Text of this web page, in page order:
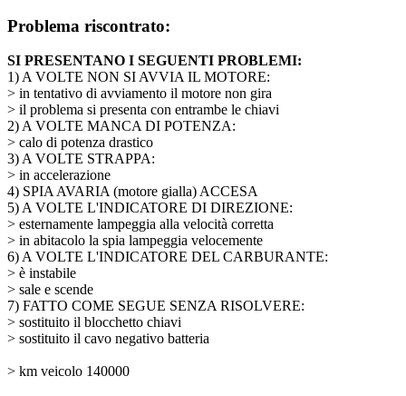
Problema riscontrato:
SI PRESENTANO I SEGUENTI PROBLEMI:
1) A VOLTE NON SI AVVIA IL MOTORE:
> in tentativo di avviamento il motore non gira
> il problema si presenta con entrambe le chiavi
2) A VOLTE MANCA DI POTENZA:
> calo di potenza drastico
3) A VOLTE STRAPPA:
> in accelerazione
4) SPIA AVARIA (motore gialla) ACCESA
5) A VOLTE L'INDICATORE DI DIREZIONE:
> esternamente lampeggia alla velocità corretta
> in abitacolo la spia lampeggia velocemente
6) A VOLTE L'INDICATORE DEL CARBURANTE:
> è instabile
> sale e scende
7) FATTO COME SEGUE SENZA RISOLVERE:
> sostituito il blocchetto chiavi
> sostituito il cavo negativo batteria
> km veicolo 140000